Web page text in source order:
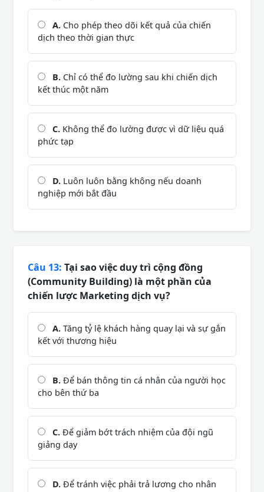
A. Cho phép theo dõi kết quả của chiến
dịch theo thời gian thực
B. Chỉ có thể đo lường sau khi chiến dịch
kết thúc một năm
C. Không thể đo lường được vì dữ liệu quá
phức tạp
D. Luôn luôn bằng không nếu doanh
nghiệp mới bắt đầu
Câu 13: Tại sao việc duy trì cộng đồng
(Community Building) là một phần của
chiến lược Marketing dịch vụ?
A. Tăng tỷ lệ khách hàng quay lại và sự gắn
kết với thương hiệu
B. Để bán thông tin cá nhân của người học
cho bên thứ ba
C. Để giảm bớt trách nhiệm của đội ngũ
giảng dạy
D. Để tránh việc phải trả lương cho nhân